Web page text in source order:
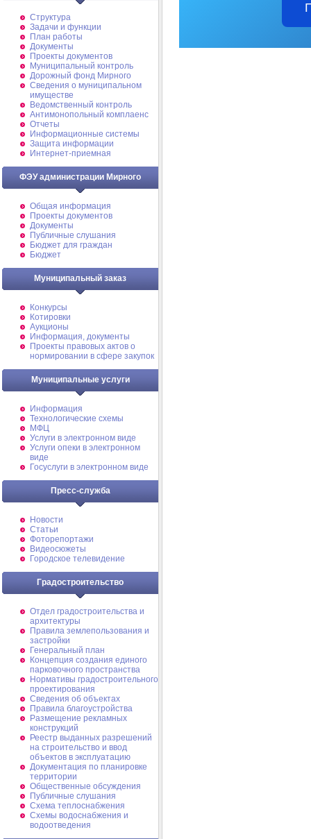
Структура
Задачи и функции
План работы
Документы
Проекты документов
Муниципальный контроль
Дорожный фонд Мирного
Cведения о муниципальном
имуществе
Ведомственный контроль
Антимонопольный комплаенс
Отчеты
Информационные системы
Защита информации
Интернет-приемная
ФЭУ администрации Мирного
Общая информация
Проекты документов
Документы
Публичные слушания
Бюджет для граждан
Бюджет
Муниципальный заказ
Конкурсы
Котировки
Аукционы
Информация, документы
Проекты правовых актов о
нормировании в сфере закупок
Муниципальные услуги
Информация
Технологические схемы
МФЦ
Услуги в электронном виде
Услуги опеки в электронном
виде
Госуслуги в электронном виде
Пресс-служба
Новости
Статьи
Фоторепортажи
Видеосюжеты
Городское телевидение
Градостроительство
Отдел градостроительства и
архитектуры
Правила землепользования и
застройки
Генеральный план
Концепция создания единого
парковочного пространства
Нормативы градостроительного
проектирования
Сведения об объектах
Правила благоустройства
Размещение рекламных
конструкций
Реестр выданных разрешений
на строительство и ввод
объектов в эксплуатацию
Документация по планировке
территории
Общественные обсуждения
Публичные слушания
Схема теплоснабжения
Схемы водоснабжения и
водоотведения